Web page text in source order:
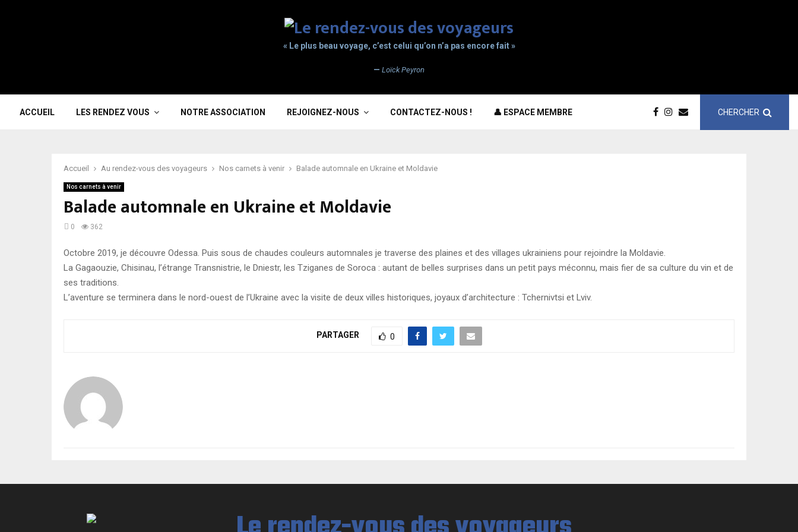
« Le plus beau voyage, c’est celui qu’on n’a pas encore fait »
— Loïck Peyron
ACCUEIL LES RENDEZ VOUS NOTRE ASSOCIATION REJOIGNEZ-NOUS CONTACTEZ-NOUS ! 👤 ESPACE MEMBRE CHERCHER
Accueil Au rendez-vous des voyageurs Nos carnets à venir Balade automnale en Ukraine et Moldavie
Nos carnets à venir
Balade automnale en Ukraine et Moldavie
0 362
Octobre 2019, je découvre Odessa. Puis sous de chaudes couleurs automnales je traverse des plaines et des villages ukrainiens pour rejoindre la Moldavie.
La Gagaouzie, Chisinau, l’étrange Transnistrie, le Dniestr, les Tziganes de Soroca : autant de belles surprises dans un petit pays méconnu, mais fier de sa culture du vin et de
ses traditions.
L’aventure se terminera dans le nord-ouest de l’Ukraine avec la visite de deux villes historiques, joyaux d’architecture : Tchernivtsi et Lviv.
PARTAGER 0